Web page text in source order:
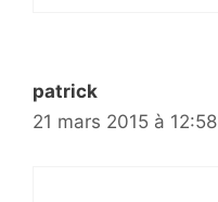
patrick
21 mars 2015 à 12:58